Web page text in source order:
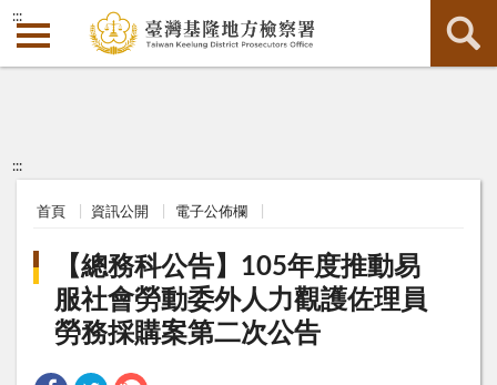
:::
:::
首頁 資訊公開 電子公佈欄
【總務科公告】105年度推動易
服社會勞動委外人力觀護佐理員
勞務採購案第二次公告